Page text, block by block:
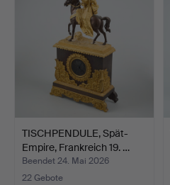
TISCHPENDULE, Spät-
Empire, Frankreich 19. …
Beendet 24. Mai 2026
22 Gebote